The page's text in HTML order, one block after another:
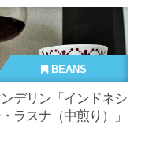
BEANS
デリン「インドネシ
ラスナ（中煎り）」